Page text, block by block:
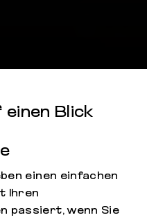
Blick
einen einfachen
Ihren
passiert, wenn Sie